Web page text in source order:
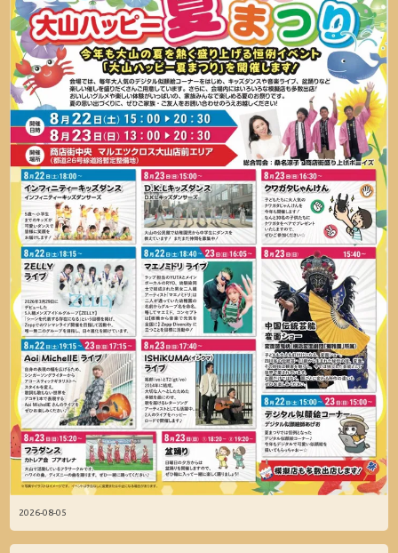
2026-08-05